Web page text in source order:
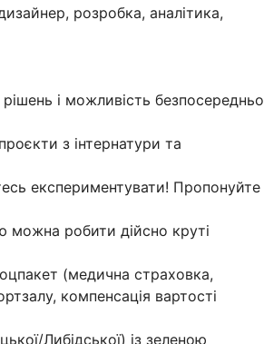
розробка, аналітика,
і можливість безпосередньо
з інтернатури та
експериментувати! Пропонуйте
робити дійсно круті
(медична страховка,
компенсація вартості
Либідської) із зеленою